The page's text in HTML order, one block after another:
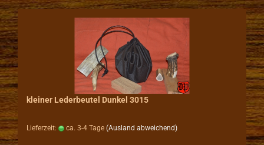
kleiner Lederbeutel Dunkel 3015
Lieferzeit: ca. 3-4 Tage (Ausland abweichend)